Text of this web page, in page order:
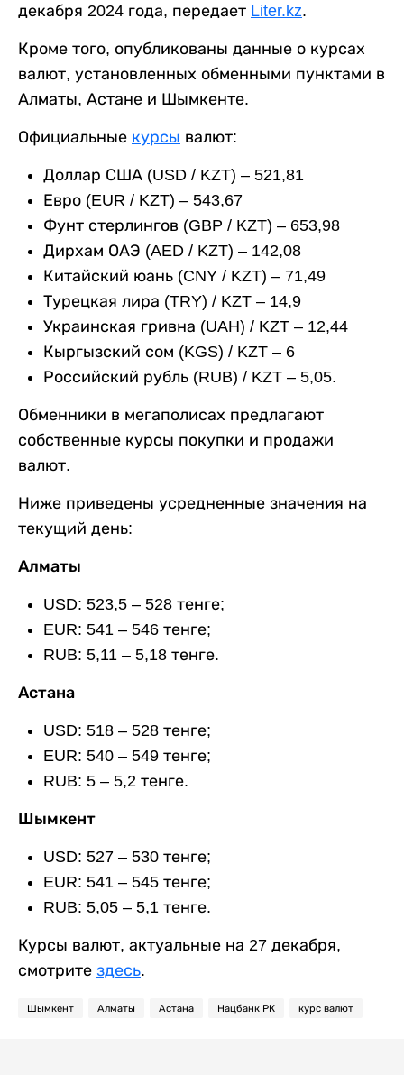
декабря 2024 года, передает Liter.kz.
Кроме того, опубликованы данные о курсах
валют, установленных обменными пунктами в
Алматы, Астане и Шымкенте.
Официальные курсы валют:
Доллар США (USD / KZT) – 521,81
Евро (EUR / KZT) – 543,67
Фунт стерлингов (GBP / KZT) – 653,98
Дирхам ОАЭ (AED / KZT) – 142,08
Китайский юань (CNY / KZT) – 71,49
Турецкая лира (TRY) / KZT – 14,9
Украинская гривна (UAH) / KZT – 12,44
Кыргызский сом (KGS) / KZT – 6
Российский рубль (RUB) / KZT – 5,05.
Обменники в мегаполисах предлагают
собственные курсы покупки и продажи
валют.
Ниже приведены усредненные значения на
текущий день:
Алматы
USD: 523,5 – 528 тенге;
EUR: 541 – 546 тенге;
RUB: 5,11 – 5,18 тенге.
Астана
USD: 518 – 528 тенге;
EUR: 540 – 549 тенге;
RUB: 5 – 5,2 тенге.
Шымкент
USD: 527 – 530 тенге;
EUR: 541 – 545 тенге;
RUB: 5,05 – 5,1 тенге.
Курсы валют, актуальные на 27 декабря,
смотрите здесь.
Шымкент Алматы Астана Нацбанк РК курс валют